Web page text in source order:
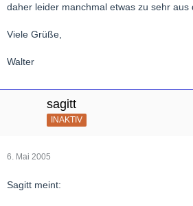
daher leider manchmal etwas zu sehr aus
Viele Grüße,
Walter
sagitt
INAKTIV
6. Mai 2005
Sagitt meint: